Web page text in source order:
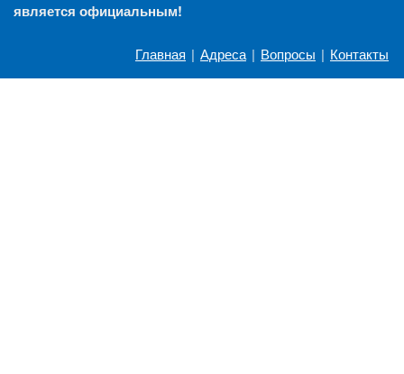
является официальным!
Главная | Адреса | Вопросы | Контакты